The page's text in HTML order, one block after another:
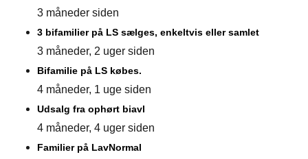
3 måneder siden
3 bifamilier på LS sælges, enkeltvis eller samlet
3 måneder, 2 uger siden
Bifamilie på LS købes.
4 måneder, 1 uge siden
Udsalg fra ophørt biavl
4 måneder, 4 uger siden
Familier på LavNormal